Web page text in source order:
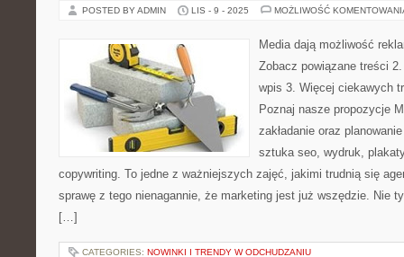
POSTED BY ADMIN LIS - 9 - 2025 MOŻLIWOŚĆ
Media dają możliwość
Zobacz powiązane treści
wpis 3. Więcej ciekawych
Poznaj nasze propozycje
zakładanie oraz
sztuka seo, wydruk,
copywriting. To jedne z ważniejszych zajęć, jakimi trudnią się
sprawę z tego nienagannie, że marketing jest już wszędzie. Nie
[…]
CATEGORIES: NOWINKI I TRENDY W ODCHUDZANIU